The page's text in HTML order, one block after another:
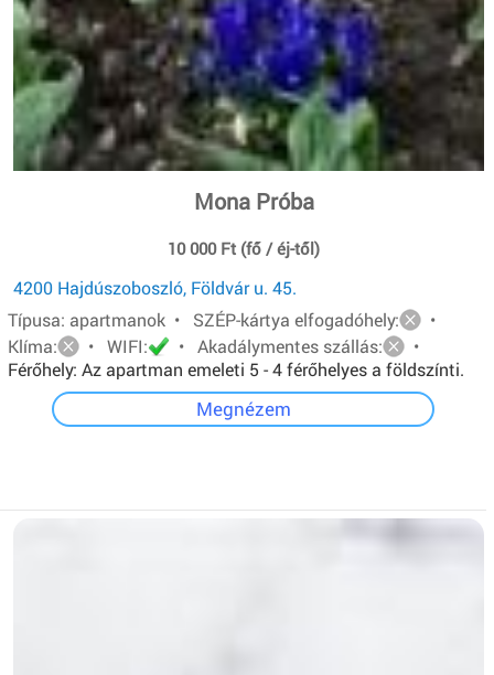
Mona Próba
10 000 Ft (fő / éj-től)
4200 Hajdúszoboszló, Földvár u. 45.
Típusa: apartmanok • SZÉP-kártya elfogadóhely:
•
Klíma:
• WIFI: • Akadálymentes szállás:
•
Férőhely: Az apartman emeleti 5 - 4 férőhelyes a földszínti.
Mindkét apartmanban van: egy - egy franciaágy és két ill.
három egyszemélyes ágy.Megnézem